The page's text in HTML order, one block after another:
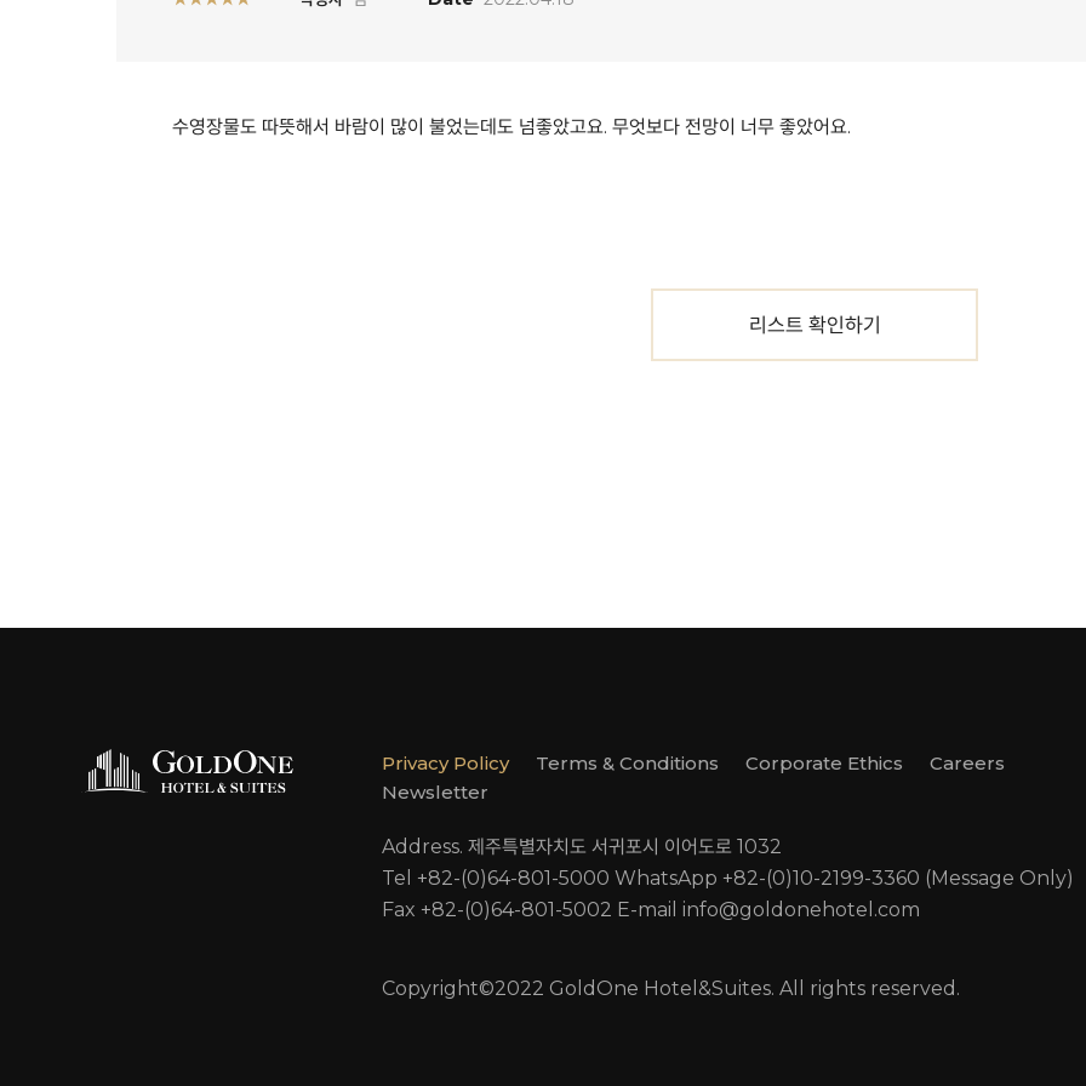
수영장물도 따뜻해서 바람이 많이 불었는데도 넘좋았고요. 무엇보다 전망이 너무 좋았어요.
리스트 확인하기
Privacy Policy Terms & Conditions Corporate Ethics
Careers
Newsletter
Address. 제주특별자치도 서귀포시 이어도로 1032
Tel +82-(0)64-801-5000 WhatsApp +82-(0)10-2199-3360 (Message Only)
Fax +82-(0)64-801-5002 E-mail info@goldonehotel.com
Copyright©2022 GoldOne Hotel&Suites. All rights reserved.